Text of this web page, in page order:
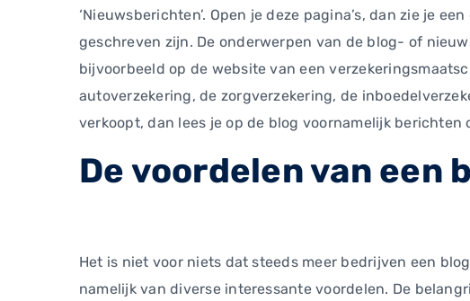
‘Nieuwsberichten’. Open je deze pagina’s, dan zie je
geschreven zijn. De onderwerpen van de blog- of
bijvoorbeeld op de website van een
autoverzekering, de zorgverzekering, de
verkoopt, dan lees je op de blog voornamelijk berichten
De voordelen van een
Het is niet voor niets dat steeds meer bedrijven een
namelijk van diverse interessante voordelen. De